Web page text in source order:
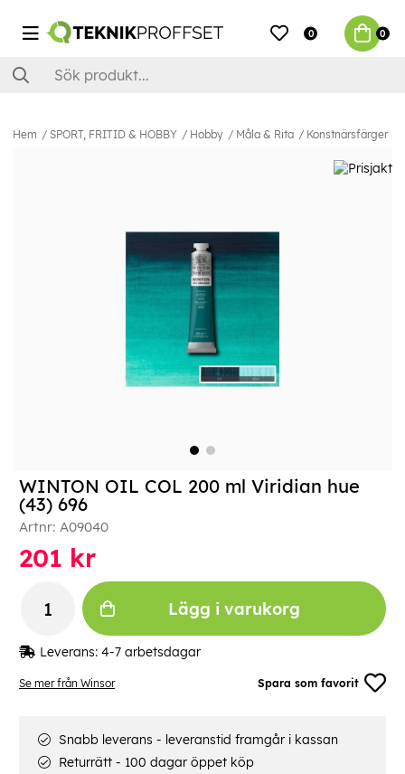
0 0
Hem SPORT, FRITID & HOBBY Hobby Måla & Rita Konstnärsfärger
Se mer från Winsor Spara som favorit
WINTON OIL COL 200 ml Viridian hue
(43) 696
Artnr: A09040
201 kr
Lägg i varukorg
Leverans: 4-7 arbetsdagar
Snabb leverans - leveranstid framgår i kassan
Returrätt - 100 dagar öppet köp